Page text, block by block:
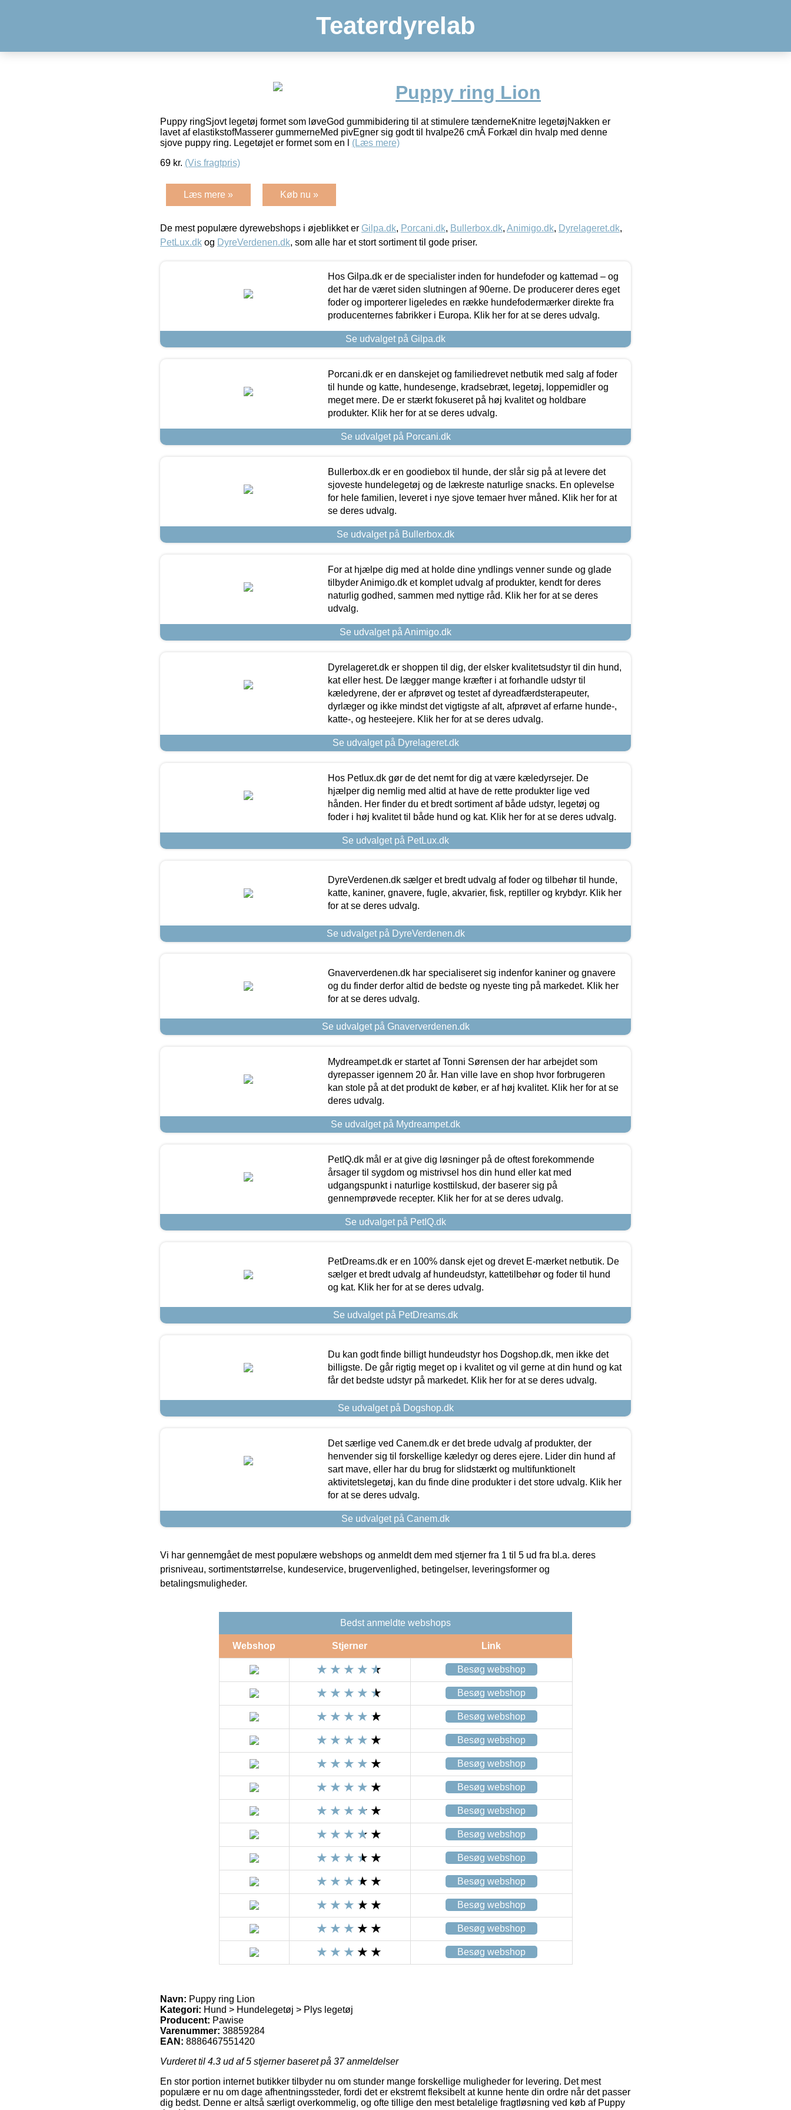
Teaterdyrelab
Puppy ring Lion
Puppy ringSjovt legetøj formet som løveGod gummibidering til at stimulere tænderneKnitre legetøjNakken er
lavet af elastikstofMasserer gummerneMed pivEgner sig godt til hvalpe26 cmÂ Forkæl din hvalp med denne
sjove puppy ring. Legetøjet er formet som en l (Læs mere)
69 kr. (Vis fragtpris)
Læs mere » Køb nu »
De mest populære dyrewebshops i øjeblikket er Gilpa.dk, Porcani.dk, Bullerbox.dk, Animigo.dk, Dyrelageret.dk,
PetLux.dk og DyreVerdenen.dk, som alle har et stort sortiment til gode priser.
Hos Gilpa.dk er de specialister inden for hundefoder og kattemad – og
det har de været siden slutningen af 90erne. De producerer deres eget
foder og importerer ligeledes en række hundefodermærker direkte fra
producenternes fabrikker i Europa. Klik her for at se deres udvalg.
Se udvalget på Gilpa.dk
Porcani.dk er en danskejet og familiedrevet netbutik med salg af foder
til hunde og katte, hundesenge, kradsebræt, legetøj, loppemidler og
meget mere. De er stærkt fokuseret på høj kvalitet og holdbare
produkter. Klik her for at se deres udvalg.
Se udvalget på Porcani.dk
Bullerbox.dk er en goodiebox til hunde, der slår sig på at levere det
sjoveste hundelegetøj og de lækreste naturlige snacks. En oplevelse
for hele familien, leveret i nye sjove temaer hver måned. Klik her for at
se deres udvalg.
Se udvalget på Bullerbox.dk
For at hjælpe dig med at holde dine yndlings venner sunde og glade
tilbyder Animigo.dk et komplet udvalg af produkter, kendt for deres
naturlig godhed, sammen med nyttige råd. Klik her for at se deres
udvalg.
Se udvalget på Animigo.dk
Dyrelageret.dk er shoppen til dig, der elsker kvalitetsudstyr til din hund,
kat eller hest. De lægger mange kræfter i at forhandle udstyr til
kæledyrene, der er afprøvet og testet af dyreadfærdsterapeuter,
dyrlæger og ikke mindst det vigtigste af alt, afprøvet af erfarne hunde-,
katte-, og hesteejere. Klik her for at se deres udvalg.
Se udvalget på Dyrelageret.dk
Hos Petlux.dk gør de det nemt for dig at være kæledyrsejer. De
hjælper dig nemlig med altid at have de rette produkter lige ved
hånden. Her finder du et bredt sortiment af både udstyr, legetøj og
foder i høj kvalitet til både hund og kat. Klik her for at se deres udvalg.
Se udvalget på PetLux.dk
DyreVerdenen.dk sælger et bredt udvalg af foder og tilbehør til hunde,
katte, kaniner, gnavere, fugle, akvarier, fisk, reptiller og krybdyr. Klik her
for at se deres udvalg.
Se udvalget på DyreVerdenen.dk
Gnaververdenen.dk har specialiseret sig indenfor kaniner og gnavere
og du finder derfor altid de bedste og nyeste ting på markedet. Klik her
for at se deres udvalg.
Se udvalget på Gnaververdenen.dk
Mydreampet.dk er startet af Tonni Sørensen der har arbejdet som
dyrepasser igennem 20 år. Han ville lave en shop hvor forbrugeren
kan stole på at det produkt de køber, er af høj kvalitet. Klik her for at se
deres udvalg.
Se udvalget på Mydreampet.dk
PetIQ.dk mål er at give dig løsninger på de oftest forekommende
årsager til sygdom og mistrivsel hos din hund eller kat med
udgangspunkt i naturlige kosttilskud, der baserer sig på
gennemprøvede recepter. Klik her for at se deres udvalg.
Se udvalget på PetIQ.dk
PetDreams.dk er en 100% dansk ejet og drevet E-mærket netbutik. De
sælger et bredt udvalg af hundeudstyr, kattetilbehør og foder til hund
og kat. Klik her for at se deres udvalg.
Se udvalget på PetDreams.dk
Du kan godt finde billigt hundeudstyr hos Dogshop.dk, men ikke det
billigste. De går rigtig meget op i kvalitet og vil gerne at din hund og kat
får det bedste udstyr på markedet. Klik her for at se deres udvalg.
Se udvalget på Dogshop.dk
Det særlige ved Canem.dk er det brede udvalg af produkter, der
henvender sig til forskellige kæledyr og deres ejere. Lider din hund af
sart mave, eller har du brug for slidstærkt og multifunktionelt
aktivitetslegetøj, kan du finde dine produkter i det store udvalg. Klik her
for at se deres udvalg.
Se udvalget på Canem.dk
Vi har gennemgået de mest populære webshops og anmeldt dem med stjerner fra 1 til 5 ud fra bl.a. deres
prisniveau, sortimentstørrelse, kundeservice, brugervenlighed, betingelser, leveringsformer og
betalingsmuligheder.
Bedst anmeldte webshops
Webshop Stjerner Link
Besøg webshop
Besøg webshop
Besøg webshop
Besøg webshop
Besøg webshop
Besøg webshop
Besøg webshop
Besøg webshop
Besøg webshop
Besøg webshop
Besøg webshop
Besøg webshop
Besøg webshop
Navn: Puppy ring Lion
Kategori: Hund > Hundelegetøj > Plys legetøj
Producent: Pawise
Varenummer: 38859284
EAN: 8886467551420
Vurderet til 4.3 ud af 5 stjerner baseret på 37anmeldelser
En stor portion internet butikker tilbyder nu om stunder mange forskellige muligheder for levering. Det mest
populære er nu om dage afhentningssteder, fordi det er ekstremt fleksibelt at kunne hente din ordre når det passer
dig bedst. Denne er altså særligt overkommelig, og ofte tillige den mest betalelige fragtløsning ved køb af Puppy